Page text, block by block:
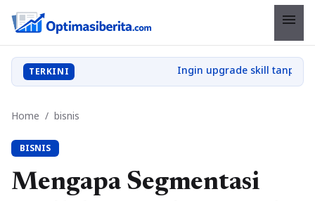
menu
TERKINI
Home / bisnis
BISNIS
Mengapa Segmentasi